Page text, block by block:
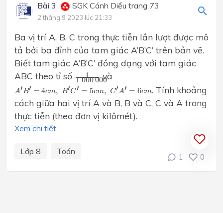
Bài 3 SGK Cánh Diều trang 73
2 tháng 9 2023 lúc 21:33
Ba vị trí A, B, C trong thực tiễn lần lượt được mô
tả bởi ba đỉnh của tam giác A’B’C’ trên bản vẽ.
Biết tam giác A’B’C’ đồng dạng với tam giác
ABC theo tỉ số
1
1 000 000
000 000
và
A′B′ = 4cm, B′C′ = 5cm, C′A′ = 6cm
A′ B′= cm C′= 5c C 6cm
. Tính khoảng
cách giữa hai vị trí A và B, B và C, C và A trong
thực tiễn (theo đơn vị kilômét).
Xem chi tiết
Lớp 8 Toán
1 0